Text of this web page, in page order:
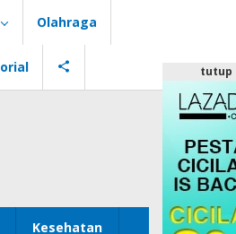
Olahraga
Kesehatan
tutup